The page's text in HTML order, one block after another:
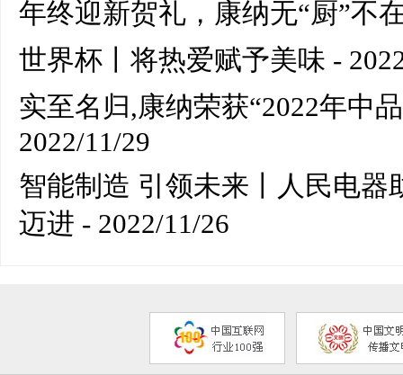
年终迎新贺礼，康纳无“厨”不
世界杯丨将热爱赋予美味 -
实至名归,康纳荣获“2022年中
2022/11/29
智能制造 引领未来丨人民电
迈进 - 2022/11/26